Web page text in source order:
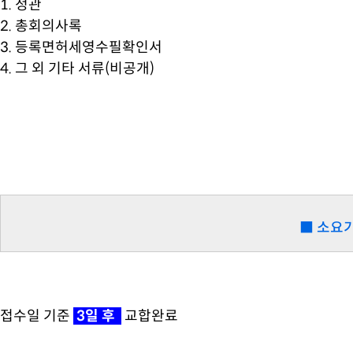
1. 정관
2. 총회의사록
3. 등록면허세영수필확인서
4. 그 외 기타 서류(비공개)
■ 소요
접수일 기준 3일 후 교합완료